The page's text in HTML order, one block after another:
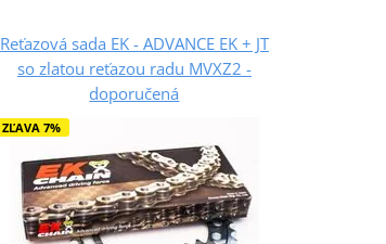
Reťazová sada EK - ADVANCE EK + JT
so zlatou reťazou radu MVXZ2 -
doporučená
ZĽAVA 7%